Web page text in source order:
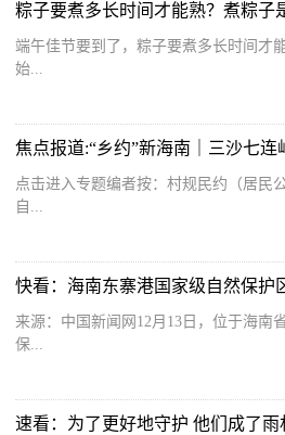
粽子要煮多长时间才能熟？煮粽子
端午佳节要到了，粽子要煮多长时间才
始...
点击进入专题编者按：村规民约（居民
自...
快看：海南东寨港国家级自然保护
来源：中国新闻网12月13日，位于海南
保...
速看：为了更好地守护 他们成了雨